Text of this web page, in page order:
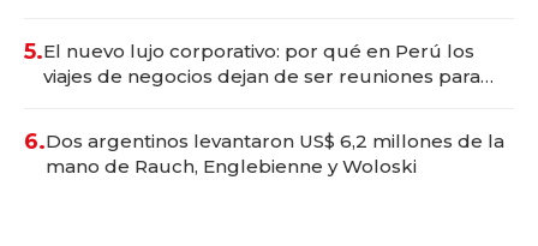
5.El nuevo lujo corporativo: por qué en Perú los
viajes de negocios dejan de ser reuniones para
6.Dos argentinos levantaron US$ 6,2 millones de la
mano de Rauch, Englebienne y Woloski